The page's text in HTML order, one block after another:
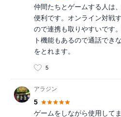
仲間たちとゲームする人は
便利です。オンライン対戦
ので連携も取りやすいです
ト機能もあるので通話でき
をとれます。
5
アラジン
5
ゲームをしながら使用して